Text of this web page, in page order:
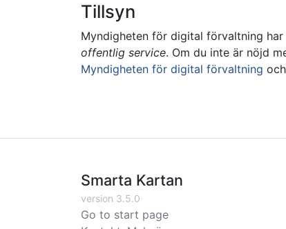
Tillsyn
Myndigheten för digital förvaltning
offentlig service. Om du inte är nöjd
Myndigheten för digital förvaltning
Smarta Kartan
version 3.5.0
Go to start page